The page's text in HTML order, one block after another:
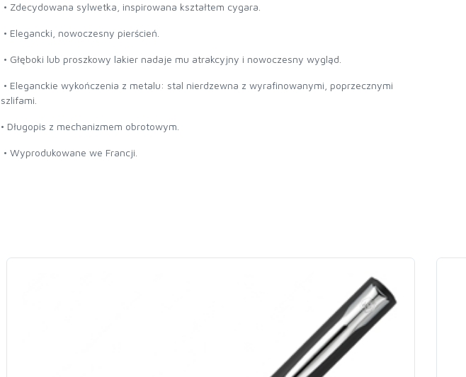
• Zdecydowana sylwetka, inspirowana kształtem cygara.
• Elegancki, nowoczesny pierścień.
• Głęboki lub proszkowy lakier nadaje mu atrakcyjny i nowoczesny wygląd.
• Eleganckie wykończenia z metalu: stal nierdzewna z wyrafinowanymi, poprzecznymi
szlifami.
• Długopis z mechanizmem obrotowym.
• Wyprodukowane we Francji.